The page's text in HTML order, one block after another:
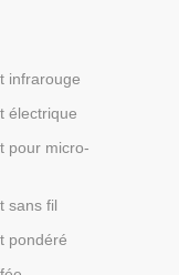
infrarouge
électrique
pour micro-
sans fil
pondéré